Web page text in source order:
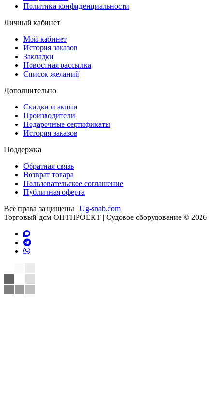
Политика конфиденциальности
Личный кабинет
Мой кабинет
История заказов
Закладки
Новостная рассылка
Список желаний
Дополнительно
Скидки и акции
Производители
Подарочные сертификаты
История заказов
Поддержка
Обратная связь
Возврат товара
Пользовательское соглашение
Публичная оферта
Все права защищены | Ug-snab.com
Торговый дом ОПТПРОЕКТ | Судовое оборудование © 2026